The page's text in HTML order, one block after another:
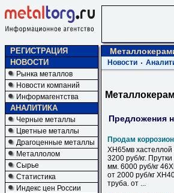
РЕГИСТРАЦИЯ
НОВОСТИ
Рынка металлов
Новости компаний
Информагентства
АНАЛИТИКА
Черные металлы
Цветные металлы
Драгоценные металлы
Металлолом
Сырье
Статистика
Индекс цен России
Новости
Предложения
Продам
ХН65мв хастеллой
3200 руб/кг.
мм. 6000 руб/кг
от 2000 руб/кг
труба. от ...